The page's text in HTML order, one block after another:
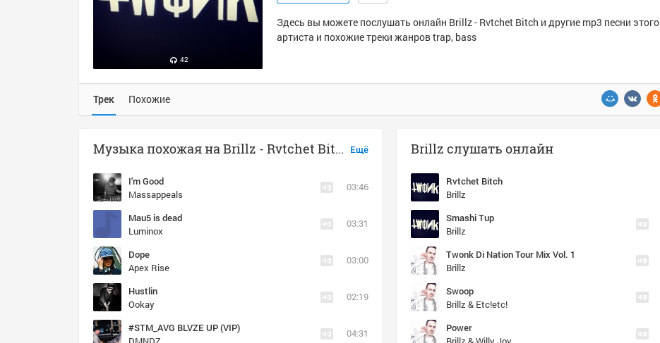
42
Здесь вы можете послушать онлайн Brillz - Rvtchet Bitch и другие mp3 песни этого
артиста и похожие треки жанров trap, bass
Трек Похожие
Ещё
Музыка похожая на Brillz - Rvtchet Bitch
I'm Good
Massappeals
03:46
Mau5 is dead
Luminox
03:31
Dope
Apex Rise
03:00
Hustlin
Ookay
02:19
#STM_AVG BLVZE UP (VIP)
04:31
Brillz слушать онлайн
Rvtchet Bitch
Brillz
Smashi Tup
Brillz
Twonk Di Nation Tour Mix Vol. 1
Brillz
Swoop
Brillz & Etc!etc!
Power